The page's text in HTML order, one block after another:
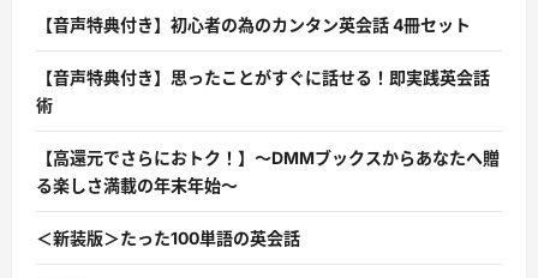
【音声特典付き】初心者の為のカンタン英会話 4冊セット
【音声特典付き】思ったことがすぐに話せる！即実践英会話
術
【高還元でさらにおトク！】〜DMMブックスからあなたへ贈
る楽しさ満載の年末年始〜
＜新装版＞たった100単語の英会話